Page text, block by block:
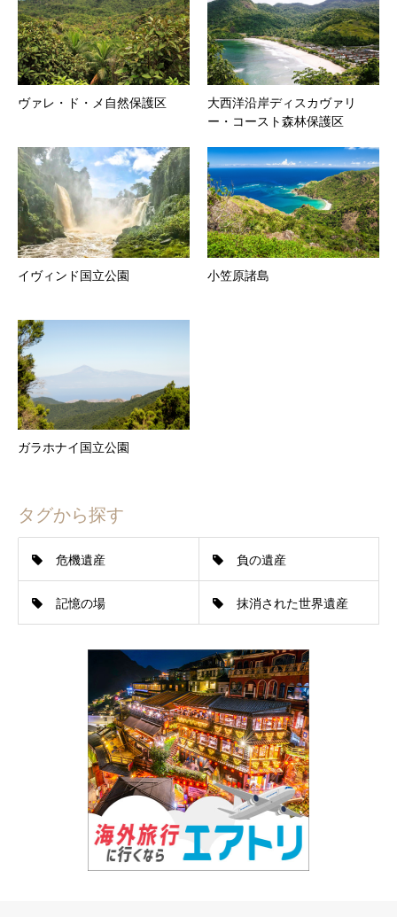
ヴァレ・ド・メ自然保護区
大西洋沿岸ディスカヴァリ
ー・コースト森林保護区
イヴィンド国立公園 小笠原諸島
ガラホナイ国立公園
タグから探す
危機遺産 負の遺産
記憶の場 抹消された世界遺産